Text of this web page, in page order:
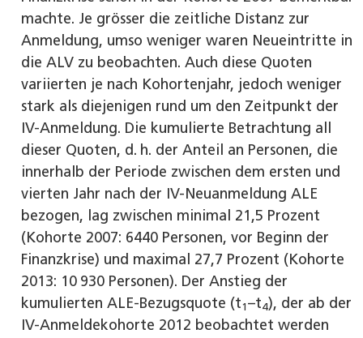
machte. Je grösser die zeitliche Distanz zur
Anmeldung, umso weniger waren Neueintritte in
die ALV zu beobachten. Auch diese Quoten
variierten je nach Kohortenjahr, jedoch weniger
stark als diejenigen rund um den Zeitpunkt der
IV-Anmeldung. Die kumulierte Betrachtung all
dieser Quoten, d. h. der Anteil an Personen, die
innerhalb der Periode zwischen dem ersten und
vierten Jahr nach der IV-Neuanmeldung ALE
bezogen, lag zwischen minimal 21,5 Prozent
(Kohorte 2007: 6440 Personen, vor Beginn der
Finanzkrise) und maximal 27,7 Prozent (Kohorte
2013: 10 930 Personen). Der Anstieg der
kumulierten ALE-Bezugsquote (t1–t4), der ab der
IV-Anmeldekohorte 2012 beobachtet werden